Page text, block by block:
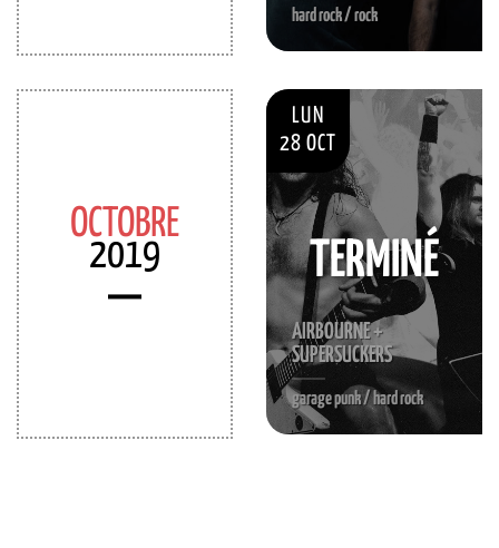
hard rock / rock
OCTOBRE
2019
LUN
28 OCT
AIRBOURNE +
SUPERSUCKERS
garage punk / hard rock
TERMINÉ